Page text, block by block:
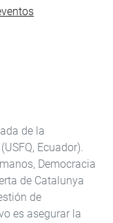
de la
Ecuador).
Democracia
de Catalunya
de
es asegurar la